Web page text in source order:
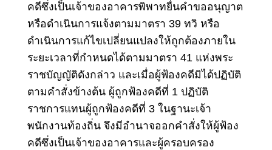
คดีซึ่งเป็นเจ้าของอาคารพิพาทยื่นคำขออนุญาต
หรือดำเนินการแจ้งตามมาตรา 39 ทวิ หรือ
ดำเนินการแก้ไขเปลี่ยนแปลงให้ถูกต้องภายใน
ระยะเวลาที่กำหนดได้ตามมาตรา 41 แห่งพระ
ราชบัญญัติดังกล่าว และเมื่อผู้ฟ้องคดีมิได้ปฏิบัติ
ตามคำสั่งข้างต้น ผู้ถูกฟ้องคดีที่ 1 ปฏิบัติ
ราชการแทนผู้ถูกฟ้องคดีที่ 3 ในฐานะเจ้า
พนักงานท้องถิ่น จึงมีอำนาจออกคำสั่งให้ผู้ฟ้อง
คดีซึ่งเป็นเจ้าของอาคารและผู้ครอบครอง